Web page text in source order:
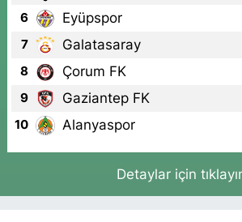
6 Eyüpspor
7 Galatasaray
8 Çorum FK
9 Gaziantep FK
10 Alanyaspor
Detaylar için